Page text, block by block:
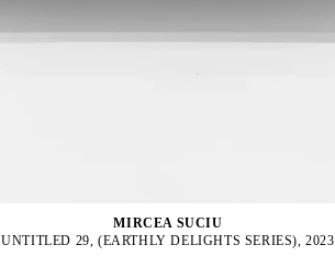
MIRCEA SUCIU
UNTITLED 29, (EARTHLY DELIGHTS SERIES), 2023